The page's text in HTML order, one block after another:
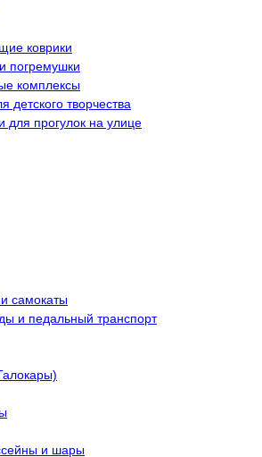
коврики
погремушки
комплексы
детского творчества
для прогулок на улице
самокаты
и педальный транспорт
и шары